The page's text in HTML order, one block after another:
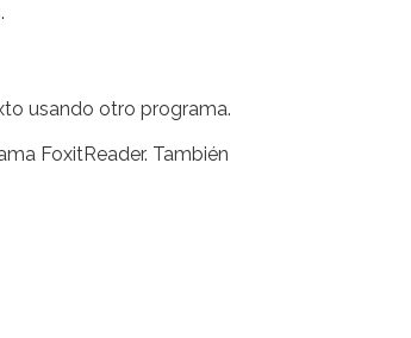
usando otro programa.
FoxitReader. También